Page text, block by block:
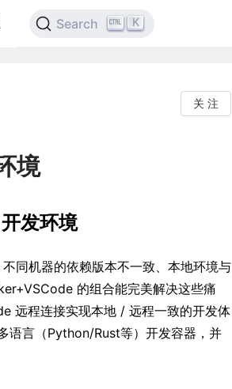
Search K
关 注
境
发环境
同机器的依赖版本不一致、本地环境与
的组合能完美解决这些痛
远程连接实现本地 / 远程一致的开发体
语言（Python/Rust等）开发容器，并